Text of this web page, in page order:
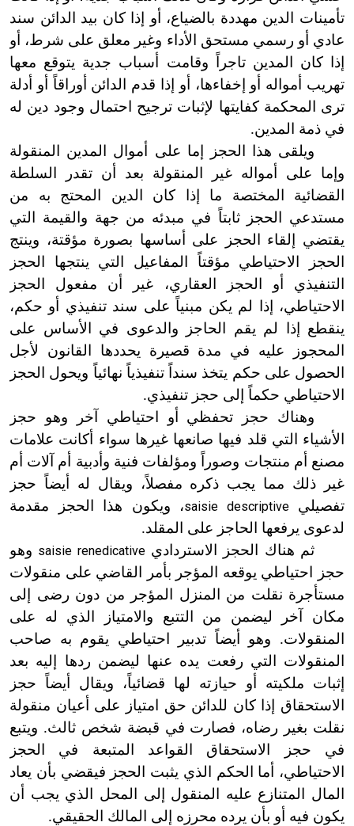
تأمينات الدين مهددة بالضياع، أو إذا كان بيد الدائن سند
عادي أو رسمي مستحق الأداء وغير معلق على شرط، أو
إذا كان المدين تاجراً وقامت أسباب جدية يتوقع معها
تهريب أمواله أو إخفاءها، أو إذا قدم الدائن أوراقاً أو أدلة
ترى المحكمة كفايتها لإثبات ترجيح احتمال وجود دين له
في ذمة المدين.
ويلقى هذا الحجز إما على أموال المدين المنقولة
وإما على أمواله غير المنقولة بعد أن تقدر السلطة
القضائية المختصة ما إذا كان الدين المحتج به من
مستدعي الحجز ثابتاً في مبدئه من جهة والقيمة التي
يقتضي إلقاء الحجز على أساسها بصورة مؤقتة، وينتج
الحجز الاحتياطي مؤقتاً المفاعيل التي ينتجها الحجز
التنفيذي أو الحجز العقاري، غير أن مفعول الحجز
الاحتياطي، إذا لم يكن مبنياً على سند تنفيذي أو حكم،
ينقطع إذا لم يقم الحاجز والدعوى في الأساس على
المحجوز عليه في مدة قصيرة يحددها القانون لأجل
الحصول على حكم يتخذ سنداً تنفيذياً نهائياً ويحول الحجز
الاحتياطي حكماً إلى حجز تنفيذي.
وهناك حجز تحفظي أو احتياطي آخر وهو حجز
الأشياء التي قلد فيها صانعها غيرها سواء أكانت علامات
مصنع أم منتجات وصوراً ومؤلفات فنية وأدبية أم آلات أم
غير ذلك مما يجب ذكره مفصلاً، ويقال له أيضاً حجز
تفصيليsaisie descriptive، ويكون هذا الحجز مقدمة
لدعوى يرفعها الحاجز على المقلد.
ثم هناك الحجز الاسترداديsaisie renedicative وهو
حجز احتياطي يوقعه المؤجر بأمر القاضي على منقولات
مستأجرة نقلت من المنزل المؤجر من دون رضى إلى
مكان آخر ليضمن من التتبع والامتياز الذي له على
المنقولات. وهو أيضاً تدبير احتياطي يقوم به صاحب
المنقولات التي رفعت يده عنها ليضمن ردها إليه بعد
إثبات ملكيته أو حيازته لها قضائياً، ويقال أيضاً حجز
الاستحقاق إذا كان للدائن حق امتياز على أعيان منقولة
نقلت بغير رضاه، فصارت في قبضة شخص ثالث. ويتبع
في حجز الاستحقاق القواعد المتبعة في الحجز
الاحتياطي، أما الحكم الذي يثبت الحجز فيقضي بأن يعاد
المال المتنازع عليه المنقول إلى المحل الذي يجب أن
يكون فيه أو بأن يرده محرزه إلى المالك الحقيقي.